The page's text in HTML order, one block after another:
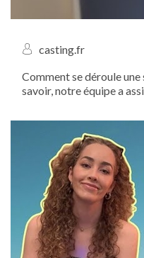
casting.fr
Comment se déroule une
savoir, notre équipe a